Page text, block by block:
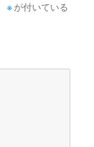
※ が付いている